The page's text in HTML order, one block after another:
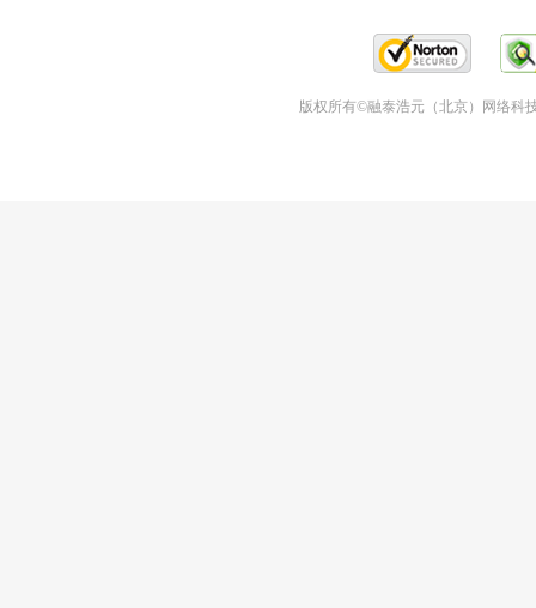
版权所有©融泰浩元（北京）网络科